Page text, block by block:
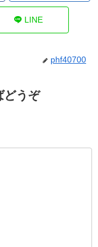
LINE
phf40700
どうぞ